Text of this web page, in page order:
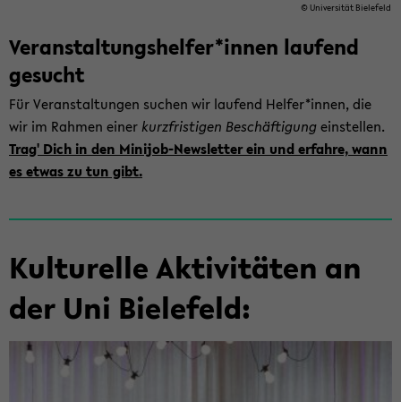
© Uni­ver­si­tät Bie­le­feld
Ver­an­stal­tungs­hel­fer*innen lau­fend
ge­sucht
Für Ver­an­stal­tun­gen su­chen wir lau­fend Hel­fer*innen, die
wir im Rah­men einerkurz­fris­ti­gen Be­schäf­ti­gungein­stel­len.
Trag' Dich in den Minijob-​Newsletter ein und er­fah­re, wann
es etwas zu tun gibt.
Kul­tu­rel­le Ak­ti­vi­tä­ten an
der Uni Bie­le­feld: